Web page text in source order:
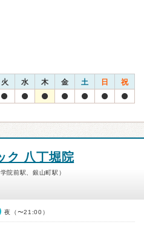
火 水 木 金 土 日 祝
ク 八丁堀院
院前駅、銀山町駅）
夜（〜21:00）